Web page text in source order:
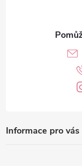
Informace pro vás